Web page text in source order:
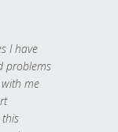
I have
problems
me